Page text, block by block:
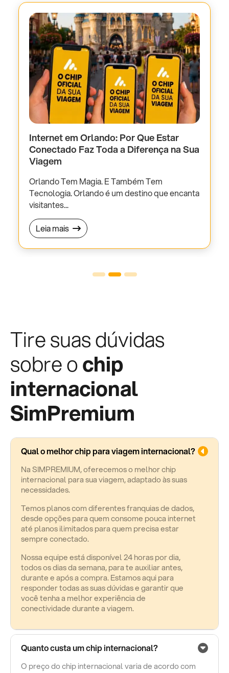
Internet em Orlando: Por Que Estar
Conectado Faz Toda a Diferença na Sua
Viagem
Orlando Tem Magia. E Também Tem
Tecnologia. Orlando é um destino que encanta
visitantes...
Leia mais
Tire suas dúvidas
sobre ochip
internacional
SimPremium
Qual o melhor chip para viagem internacional?
Na SIMPREMIUM, oferecemos o melhor chip
internacional para sua viagem, adaptado às suas
necessidades.
Temos planos com diferentes franquias de dados,
desde opções para quem consome pouca internet
até planos ilimitados para quem precisa estar
sempre conectado.
Nossa equipe está disponível 24 horas por dia,
todos os dias da semana, para te auxiliar antes,
durante e após a compra. Estamos aqui para
responder todas as suas dúvidas e garantir que
você tenha a melhor experiência de
conectividade durante a viagem.
Quanto custa um chip internacional?
O preço do chip internacional varia de acordo com